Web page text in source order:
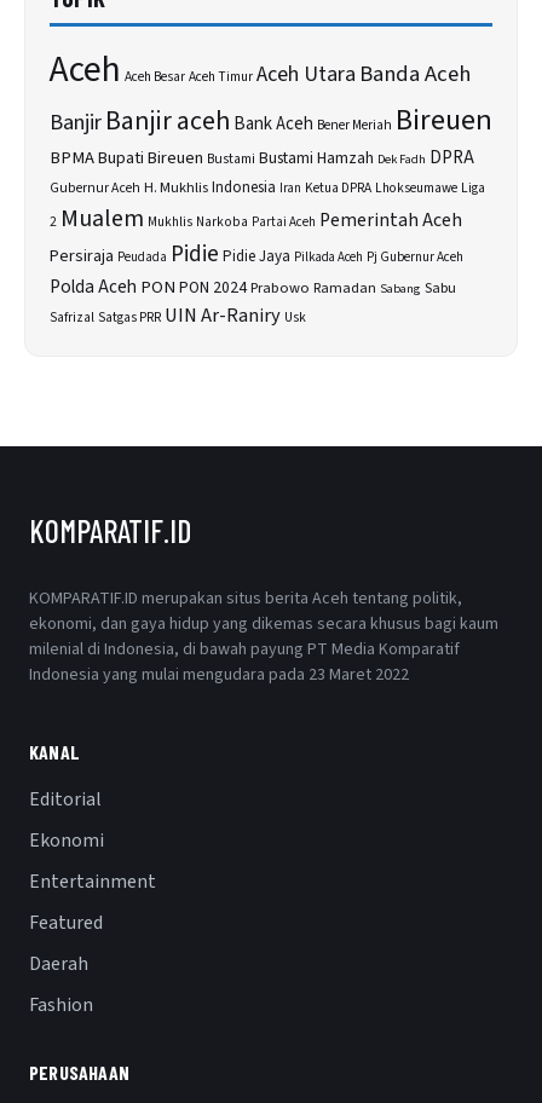
Aceh Aceh BesarAceh TimurAceh Utara Banda Aceh
BanjirBanjir aceh Bank Aceh Bener Meriah Bireuen
BPMABupati Bireuen Bustami Bustami Hamzah Dek Fadh DPRA
Gubernur Aceh H. MukhlisIndonesia Iran Ketua DPRA Lhokseumawe Liga
2 Mualem Mukhlis Narkoba Partai Aceh Pemerintah Aceh
Persiraja Peudada Pidie Pidie Jaya Pilkada Aceh Pj Gubernur Aceh
Polda Aceh PON PON 2024Prabowo Ramadan Sabang Sabu
SafrizalSatgas PRR UIN Ar-Raniry Usk
KOMPARATIF.ID
KOMPARATIF.ID merupakan situs berita Aceh tentang politik,
ekonomi, dan gaya hidup yang dikemas secara khusus bagi kaum
milenial di Indonesia, di bawah payung PT Media Komparatif
Indonesia yang mulai mengudara pada 23 Maret 2022
KANAL
Editorial
Ekonomi
Entertainment
Featured
Daerah
Fashion
PERUSAHAAN